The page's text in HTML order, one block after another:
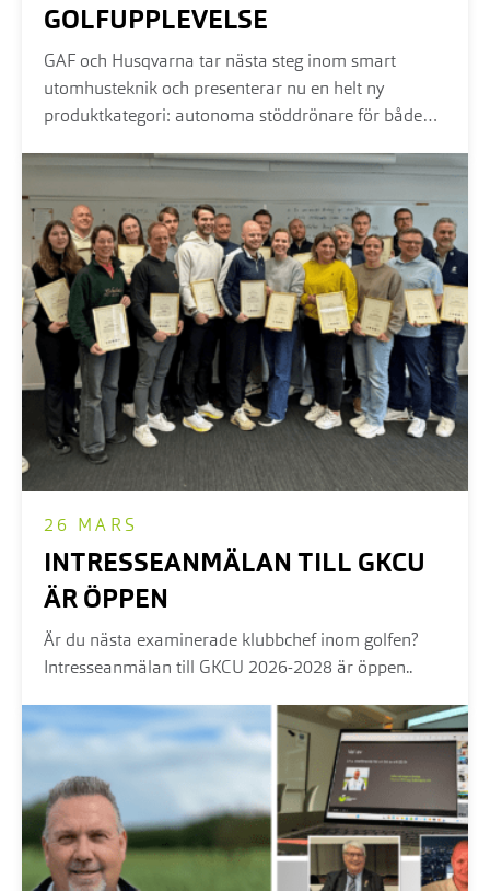
GOLFUPPLEVELSE
GAF och Husqvarna tar nästa steg inom smart
utomhusteknik och presenterar nu en helt ny
produktkategori: autonoma stöddrönare för både
INTRESSEANMÄLAN TILL GKCU
ÄR ÖPPEN
26 MARS
Är du nästa examinerade klubbchef inom golfen?
Intresseanmälan till GKCU 2026-2028 är öppen..